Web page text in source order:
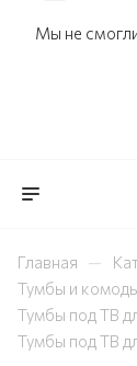
Мы не
Главная —
Тумбы и
Тумбы под ТВ
Тумбы под ТВ